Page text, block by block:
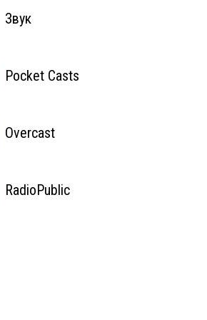
Звук
Pocket Casts
Overcast
RadioPublic